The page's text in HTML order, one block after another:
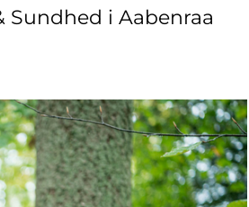
i Aabenraa